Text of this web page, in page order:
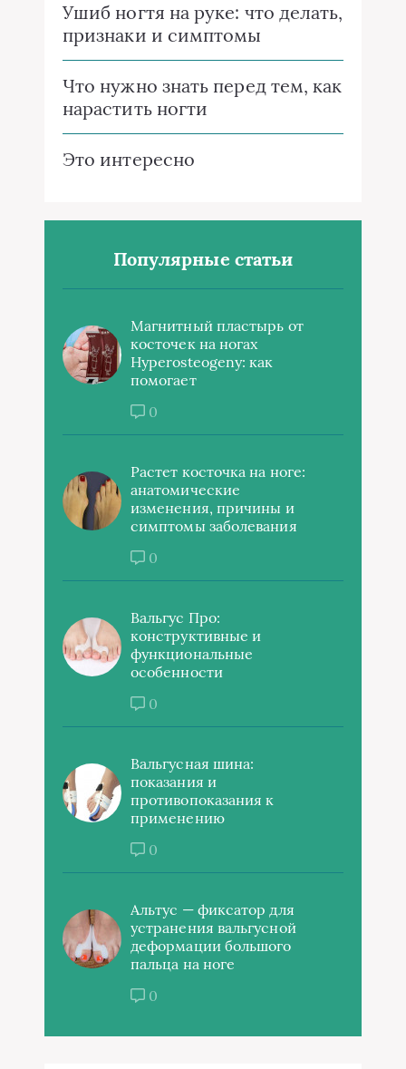
Ушиб ногтя на руке: что делать,
признаки и симптомы
Что нужно знать перед тем, как
нарастить ногти
Это интересно
Популярные статьи
Магнитный пластырь от
косточек на ногах
Hyperosteogeny: как
помогает
0
Растет косточка на ноге:
анатомические
изменения, причины и
симптомы заболевания
0
Вальгус Про:
конструктивные и
функциональные
особенности
0
Вальгусная шина:
показания и
противопоказания к
применению
0
Альтус — фиксатор для
устранения вальгусной
деформации большого
пальца на ноге
0